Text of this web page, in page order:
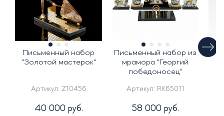
Письменный набор
"Золотой мастерок"
Артикул: Z10456
40 000 руб.
Письменный набор из
мрамора "Георгий
победоносец"
Артикул: RK65011
58 000 руб.